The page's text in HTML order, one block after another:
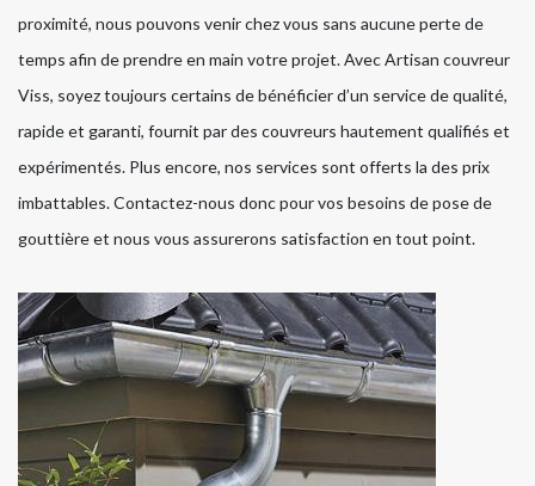
proximité, nous pouvons venir chez vous sans aucune perte de
temps afin de prendre en main votre projet. Avec Artisan couvreur
Viss, soyez toujours certains de bénéficier d’un service de qualité,
rapide et garanti, fournit par des couvreurs hautement qualifiés et
expérimentés. Plus encore, nos services sont offerts la des prix
imbattables. Contactez-nous donc pour vos besoins de pose de
gouttière et nous vous assurerons satisfaction en tout point.